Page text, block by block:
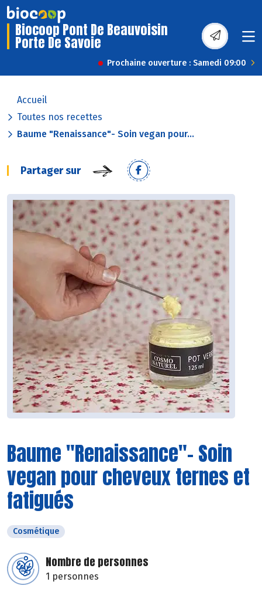
Biocoop Pont De Beauvoisin
Porte De Savoie
Prochaine ouverture : Samedi 09:00
Accueil
Toutes nos recettes
Baume "Renaissance"- Soin vegan pour...
Partager sur
Baume "Renaissance"- Soin
vegan pour cheveux ternes et
fatigués
Cosmétique
Nombre de personnes
1 personnes